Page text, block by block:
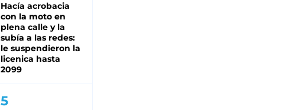
Hacía acrobacia
con la moto en
plena calle y la
subía a las redes:
le suspendieron la
licenica hasta
2099